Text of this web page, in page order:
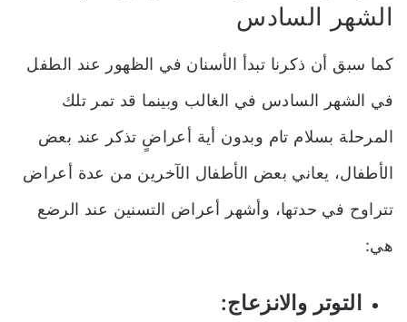
الشهر السادس
كما سبق أن ذكرنا تبدأ الأسنان في الظهور عند الطفل
في الشهر السادس في الغالب وبينما قد تمر تلك
المرحلة بسلام تام وبدون أية أعراضٍ تذكر عند بعض
الأطفال، يعاني بعض الأطفال الآخرين من عدة أعراض
تتراوح في حدتها، وأشهر أعراض التسنين عند الرضع
هي:
التوتر والانزعاج: